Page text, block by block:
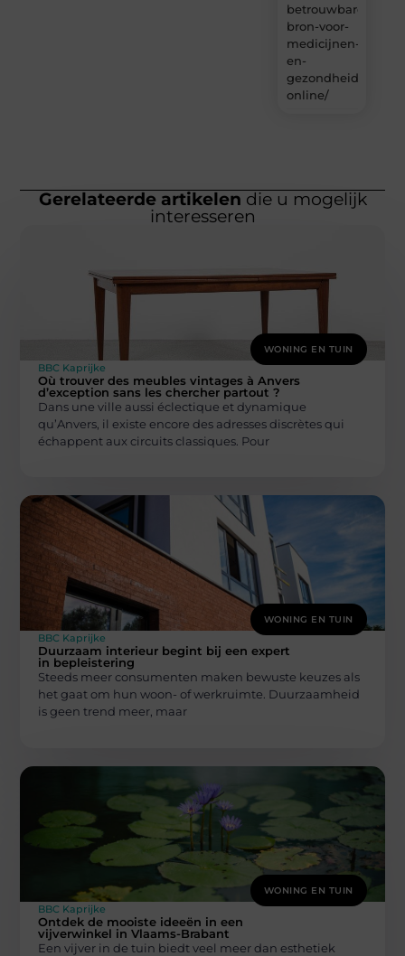
betrouwbare-
bron-voor-
medicijnen-
en-
online/
Gerelateerde artikelen die u mogelijk
interesseren
WONING EN TUIN
BBC Kaprijke
Où trouver des meubles vintages à Anvers
d’exception sans les chercher partout ?
Dans une ville aussi éclectique et dynamique
qu’Anvers, il existe encore des adresses discrètes qui
échappent aux circuits classiques. Pour
WONING EN TUIN
BBC Kaprijke
Duurzaam interieur begint bij een expert
in bepleistering
Steeds meer consumenten maken bewuste keuzes als
het gaat om hun woon- of werkruimte. Duurzaamheid
is geen trend meer, maar
WONING EN TUIN
BBC Kaprijke
Ontdek de mooiste ideeën in een
vijverwinkel in Vlaams-Brabant
Een vijver in de tuin biedt veel meer dan esthetiek